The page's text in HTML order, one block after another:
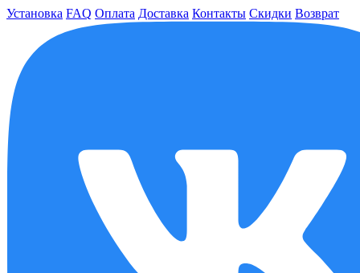
Установка FAQ Оплата Доставка Контакты Скидки Возврат